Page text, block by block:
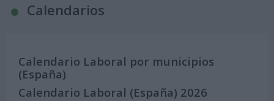
Calendarios
Calendario Laboral por municipios
(España)
Calendario Laboral (España) 2026